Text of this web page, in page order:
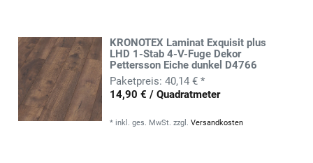
KRONOTEX Laminat Exquisit plus
LHD 1-Stab 4-V-Fuge Dekor
Pettersson Eiche dunkel D4766
40,14 € *
14,90 € / Quadratmeter
* inkl. ges. MwSt. zzgl.Versandkosten